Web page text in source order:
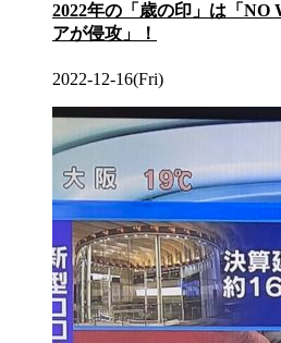
2022年の「歳の印」は「NO
アが侵攻」！
2022-12-16(Fri)